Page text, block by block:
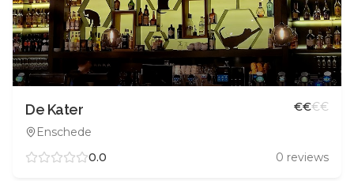
De Kater
Enschede
€€€€
0.0 0 reviews